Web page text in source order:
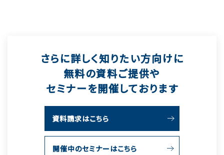
さらに詳しく知りたい方向けに
無料の資料ご提供や
セミナーを開催しております
資料請求はこちら
開催中のセミナーはこちら